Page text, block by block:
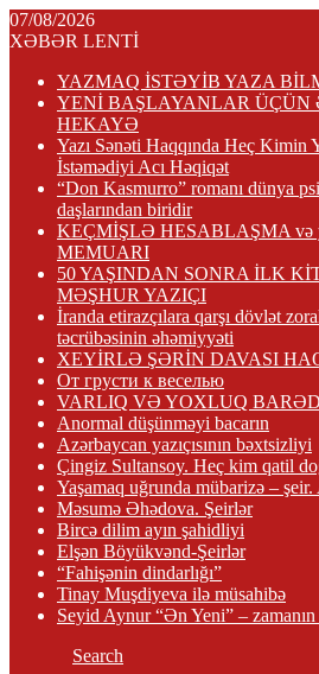
07/08/2026
XƏBƏR LENTİ
YAZMAQ İSTƏYİB YAZA
YENİ BAŞLAYANLAR ÜÇÜN
HEKAYƏ
Yazı Sənəti Haqqında Heç Kimin
İstəmədiyi Acı Həqiqət
“Don Kasmurro” romanı dünya
daşlarından biridir
KEÇMİŞLƏ HESABLAŞMA
MEMUARI
50 YAŞINDAN SONRA İLK
MƏŞHUR YAZIÇI
İranda etirazçılara qarşı dövlət
təcrübəsinin əhəmiyyəti
XEYİRLƏ ŞƏRİN DAVASI
От грусти к веселью
VARLIQ VƏ YOXLUQ
Anormal düşünməyi bacarın
Azərbaycan yazıçısının bəxtsizliyi
Çingiz Sultansoy. Heç kim qatil
Yaşamaq uğrunda mübarizə – şeir.
Məsumə Əhədova. Şeirlər
Bircə dilim ayın şahidliyi
Elşən Böyükvənd-Şeirlər
“Fahişənin dindarlığı”
Tinay Muşdiyeva ilə müsahibə
Seyid Aynur “Ən Yeni” – zamanın
Search